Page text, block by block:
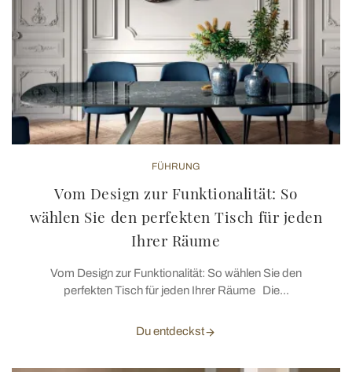
FÜHRUNG
Vom Design zur Funktionalität: So
wählen Sie den perfekten Tisch für jeden
Ihrer Räume
Vom Design zur Funktionalität: So wählen Sie den
perfekten Tisch für jeden Ihrer Räume Die...
Du entdeckst